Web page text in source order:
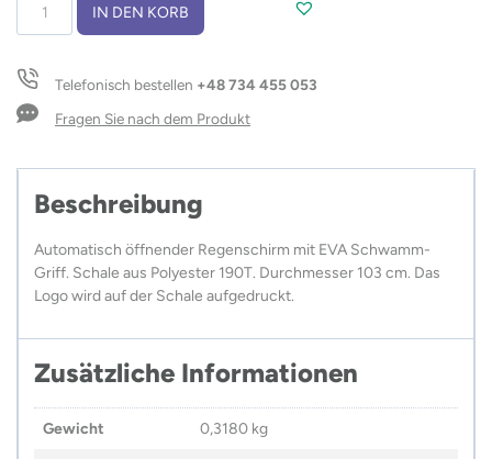
IN DEN KORB
Telefonisch bestellen +48 734 455 053
Fragen Sie nach dem Produkt
Beschreibung
Automatisch öffnender Regenschirm mit EVA Schwamm-
Griff. Schale aus Polyester 190T. Durchmesser 103 cm. Das
Logo wird auf der Schale aufgedruckt.
Zusätzliche Informationen
Gewicht 0,3180 kg